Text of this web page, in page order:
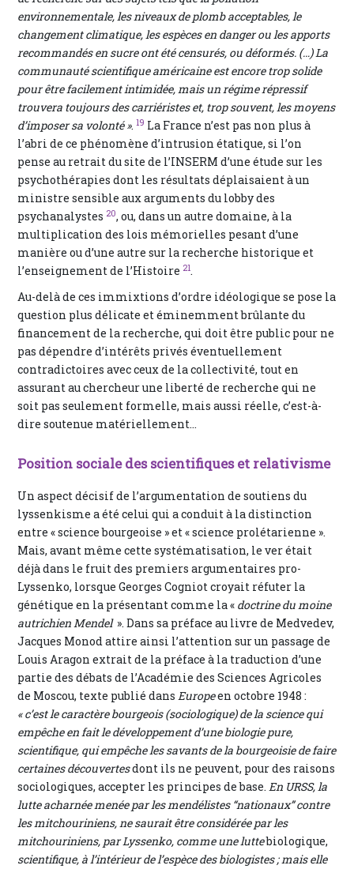
environnementale, les niveaux de plomb acceptables, le
changement climatique, les espèces en danger ou les apports
recommandés en sucre ont été censurés, ou déformés. (…) La
communauté scientifique américaine est encore trop solide
pour être facilement intimidée, mais un régime répressif
trouvera toujours des carriéristes et, trop souvent, les moyens
d’imposer sa volonté ». 19 La France n’est pas non plus à
l’abri de ce phénomène d’intrusion étatique, si l’on
pense au retrait du site de l’INSERM d’une étude sur les
psychothérapies dont les résultats déplaisaient à un
ministre sensible aux arguments du lobby des
psychanalystes 20, ou, dans un autre domaine, à la
multiplication des lois mémorielles pesant d’une
manière ou d’une autre sur la recherche historique et
l’enseignement de l’Histoire 21.
Au-delà de ces immixtions d’ordre idéologique se pose la
question plus délicate et éminemment brûlante du
financement de la recherche, qui doit être public pour ne
pas dépendre d’intérêts privés éventuellement
contradictoires avec ceux de la collectivité, tout en
assurant au chercheur une liberté de recherche qui ne
soit pas seulement formelle, mais aussi réelle, c’est-à-
dire soutenue matériellement...
Position sociale des scientifiques et relativisme
Un aspect décisif de l’argumentation de soutiens du
lyssenkisme a été celui qui a conduit à la distinction
entre « science bourgeoise » et « science prolétarienne ».
Mais, avant même cette systématisation, le ver était
déjà dans le fruit des premiers argumentaires pro-
Lyssenko, lorsque Georges Cogniot croyait réfuter la
génétique en la présentant comme la « doctrine du moine
autrichien Mendel ». Dans sa préface au livre de Medvedev,
Jacques Monod attire ainsi l’attention sur un passage de
Louis Aragon extrait de la préface à la traduction d’une
partie des débats de l’Académie des Sciences Agricoles
de Moscou, texte publié dansEuropeen octobre 1948 :
« c’est le caractère bourgeois (sociologique) de la science qui
empêche en fait le développement d’une biologie pure,
scientifique, qui empêche les savants de la bourgeoisie de faire
certaines découvertesdont ils ne peuvent, pour des raisons
sociologiques, accepter les principes de base.En URSS, la
lutte acharnée menée par les mendélistes “nationaux” contre
les mitchouriniens, ne saurait être considérée par les
mitchouriniens, par Lyssenko, comme une luttebiologique,
scientifique, à l’intérieur de l’espèce des biologistes ; mais elle